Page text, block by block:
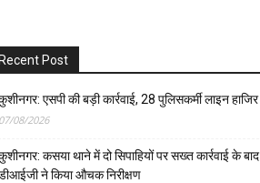
Recent Post
एसपी की बड़ी कार्रवाई, 28 पुलिसकर्मी लाइन हाजिर
07/08/2026
कसया थाने में दो सिपाहियों पर सख्त कार्रवाई के बाद
ने किया औचक निरीक्षण